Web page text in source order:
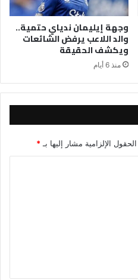
وجهة إيليمان ندياي حتمية..
والد اللاعب يرفض الشائعات
ويكشف الحقيقة
منذ 6 أيام
الحقول الإلزامية مشار إليها بـ *